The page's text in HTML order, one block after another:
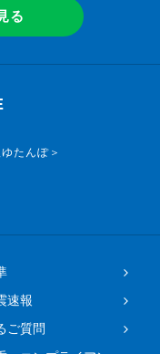
る
たんぽ＞
速報
ご質問